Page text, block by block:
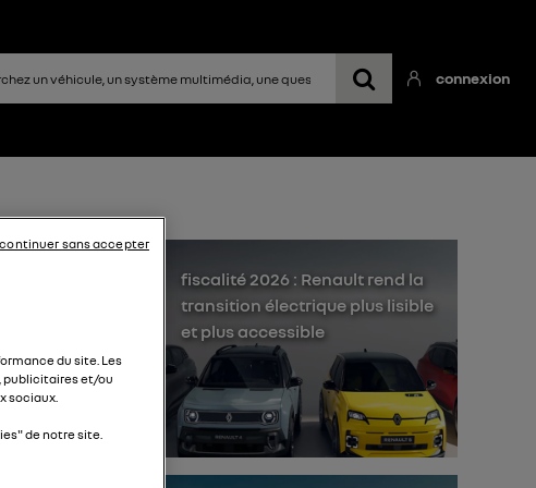
connexion
fiscalité 2026 : Renault rend la
transition électrique plus lisible
et plus accessible
du site. Les
publicitaires et/ou
sociaux.
de notre site.
continuer sans accepter